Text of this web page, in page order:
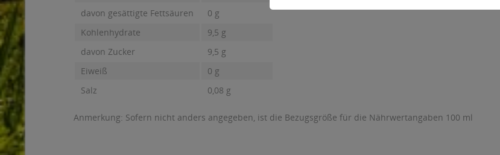
davon gesättigte Fettsäuren
0 g
Kohlenhydrate
9,5 g
davon Zucker
9,5 g
Eiweiß
0 g
Salz
0,08 g
Anmerkung: Sofern nicht anders angegeben, ist die Bezugsgröße für die Nährwertangaben 100 ml